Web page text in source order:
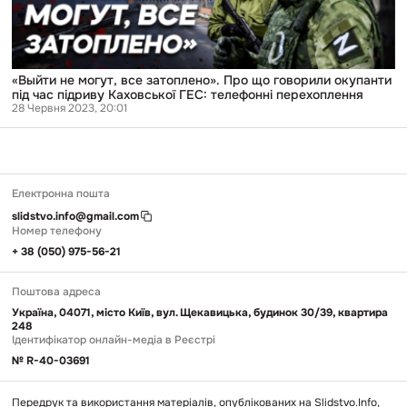
під
час
підриву
Каховської
ГЕС:
телефонні
перехоплення
«Выйти не могут, все затоплено». Про що говорили окупанти
під час підриву Каховської ГЕС: телефонні перехоплення
28 Червня 2023, 20:01
Передрук та використання матеріалів, опублікованих на Slidstvo.Info,
Електронна пошта
slidstvo.info@gmail.com
Номер телефону
+ 38 (050) 975-56-21
Поштова адреса
Україна, 04071, місто Київ, вул. Щекавицька, будинок 30/39, квартира
248
Ідентифікатор онлайн-медіа в Реєстрі
№ R-40-03691